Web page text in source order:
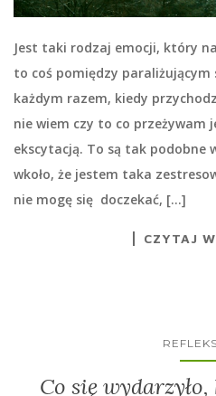
Jest taki rodzaj emocji, który
to coś pomiędzy
każdym razem, kiedy
nie wiem czy to co przeżywam
ekscytacją. To są tak podobne
wkoło, że jestem taka
nie mogę się doczekać, […]
CZYTAJ
Co się